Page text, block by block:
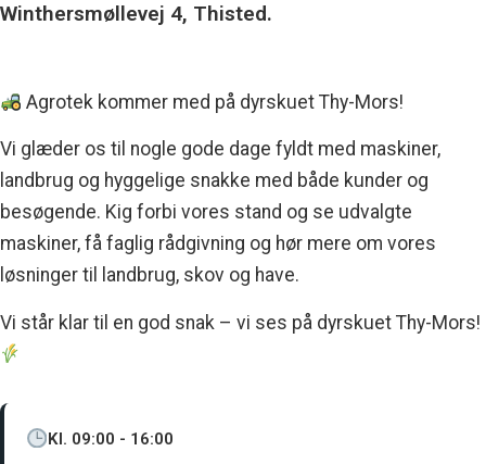
Winthersmøllevej 4, Thisted.
Agrotek kommer med på dyrskuet Thy-Mors!
Vi glæder os til nogle gode dage fyldt med maskiner,
landbrug og hyggelige snakke med både kunder og
besøgende. Kig forbi vores stand og se udvalgte
maskiner, få faglig rådgivning og hør mere om vores
løsninger til landbrug, skov og have.
Vi står klar til en god snak – vi ses på dyrskuet Thy-Mors!
Kl. 09:00 - 16:00